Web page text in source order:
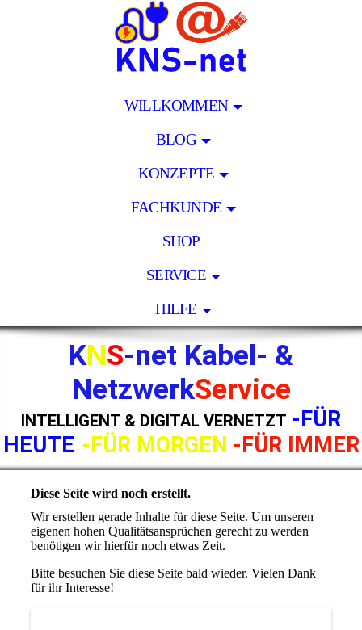
WILLKOMMEN
BLOG
KONZEPTE
FACHKUNDE
SHOP
SERVICE
HILFE
KNS-net Kabel- &
NetzwerkService
INTELLIGENT & DIGITAL VERNETZT -FÜR
HEUTE -FÜR MORGEN -FÜR IMMER
Diese Seite wird noch erstellt.
Wir erstellen gerade Inhalte für diese Seite. Um unseren
eigenen hohen Qualitätsansprüchen gerecht zu werden
benötigen wir hierfür noch etwas Zeit.
Bitte besuchen Sie diese Seite bald wieder. Vielen Dank
für ihr Interesse!